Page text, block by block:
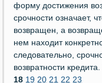
форму достижения
срочности означает,
возвращен, а
нем находит
следовательно,
возвратности
18 19 20 21 22 23